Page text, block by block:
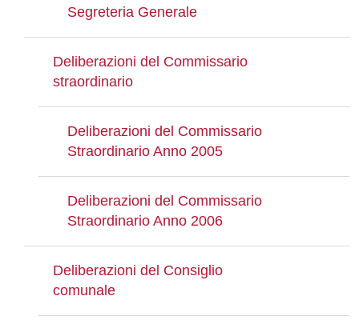
Segreteria Generale
Deliberazioni del Commissario
straordinario
Deliberazioni del Commissario
Straordinario Anno 2005
Deliberazioni del Commissario
Straordinario Anno 2006
Deliberazioni del Consiglio
comunale